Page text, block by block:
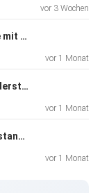
vor 3 Wochen
#266 Klima-Wissenschaftsupdate mit Prof. Stefan Rahmstorf "Kippt die atlantische Meereszirkulation AMOC?"
vor 1 Monat
#265 Politisches Nachtgebet “Widerstand - Wie sich Kirchen dem Autoritären entgegenstellen.” (Original)
vor 1 Monat
#265 Political Night Prayer: “Resistance – How Churches Stand Up to Authoritarianism.” (English)
vor 1 Monat